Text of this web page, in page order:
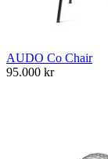
AUDO Co Chair
95.000 kr